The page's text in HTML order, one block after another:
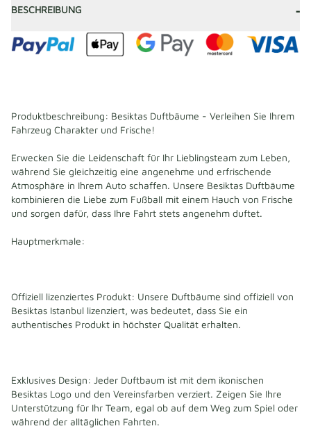
BESCHREIBUNG -
Produktbeschreibung: Besiktas Duftbäume - Verleihen Sie Ihrem
Fahrzeug Charakter und Frische!
Erwecken Sie die Leidenschaft für Ihr Lieblingsteam zum Leben,
während Sie gleichzeitig eine angenehme und erfrischende
Atmosphäre in Ihrem Auto schaffen. Unsere Besiktas Duftbäume
kombinieren die Liebe zum Fußball mit einem Hauch von Frische
und sorgen dafür, dass Ihre Fahrt stets angenehm duftet.
Hauptmerkmale:
Offiziell lizenziertes Produkt: Unsere Duftbäume sind offiziell von
Besiktas Istanbul lizenziert, was bedeutet, dass Sie ein
authentisches Produkt in höchster Qualität erhalten.
Exklusives Design: Jeder Duftbaum ist mit dem ikonischen
Besiktas Logo und den Vereinsfarben verziert. Zeigen Sie Ihre
Unterstützung für Ihr Team, egal ob auf dem Weg zum Spiel oder
während der alltäglichen Fahrten.